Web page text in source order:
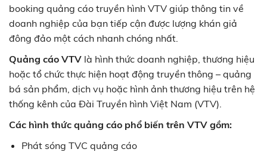
booking quảng cáo truyền hình VTV giúp thông tin về
doanh nghiệp của bạn tiếp cận được lượng khán giả
đông đảo một cách nhanh chóng nhất.
Quảng cáo VTV là hình thức doanh nghiệp, thương hiệu
hoặc tổ chức thực hiện hoạt động truyền thông – quảng
bá sản phẩm, dịch vụ hoặc hình ảnh thương hiệu trên hệ
thống kênh của Đài Truyền hình Việt Nam (VTV).
Các hình thức quảng cáo phổ biến trên VTV gồm:
Phát sóng TVC quảng cáo